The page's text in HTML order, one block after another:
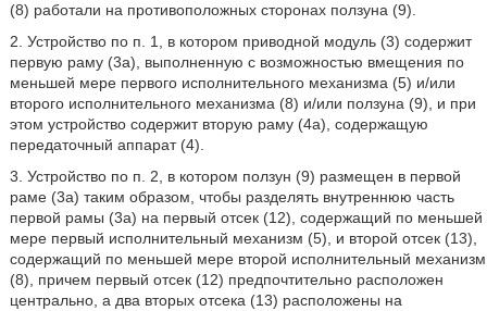
(8) работали на противоположных сторонах ползуна (9).
2. Устройство по п. 1, в котором приводной модуль (3) содержит
первую раму (3а), выполненную с возможностью вмещения по
меньшей мере первого исполнительного механизма (5) и/или
второго исполнительного механизма (8) и/или ползуна (9), и при
этом устройство содержит вторую раму (4a), содержащую
передаточный аппарат (4).
3. Устройство по п. 2, в котором ползун (9) размещен в первой
раме (3а) таким образом, чтобы разделять внутреннюю часть
первой рамы (3а) на первый отсек (12), содержащий по меньшей
мере первый исполнительный механизм (5), и второй отсек (13),
содержащий по меньшей мере второй исполнительный механизм
(8), причем первый отсек (12) предпочтительно расположен
центрально, а два вторых отсека (13) расположены на